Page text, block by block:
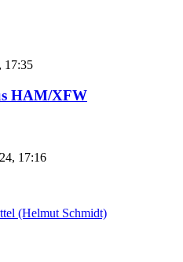
17:35
HAM/XFW
17:16
(Helmut Schmidt)